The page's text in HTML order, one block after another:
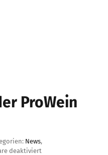
ProWein
News,
deaktiviert